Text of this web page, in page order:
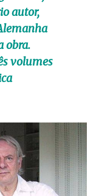
autor,
obra.
volumes